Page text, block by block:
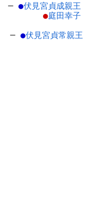
─ ●伏見宮貞成親王
●庭田幸子
─ ●伏見宮貞常親王